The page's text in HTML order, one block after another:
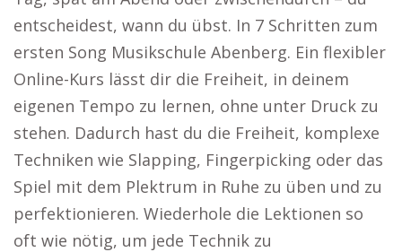
entscheidest, wann du übst. In 7 Schritten zum
ersten Song Musikschule Abenberg. Ein flexibler
Online-Kurs lässt dir die Freiheit, in deinem
eigenen Tempo zu lernen, ohne unter Druck zu
stehen. Dadurch hast du die Freiheit, komplexe
Techniken wie Slapping, Fingerpicking oder das
Spiel mit dem Plektrum in Ruhe zu üben und zu
perfektionieren. Wiederhole die Lektionen so
oft wie nötig, um jede Technik zu